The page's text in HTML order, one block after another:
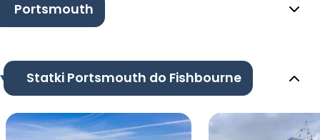
Portsmouth
Statki Portsmouth do Fishbourne